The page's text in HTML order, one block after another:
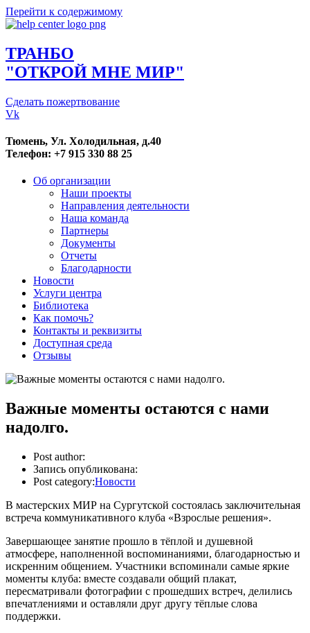
Перейти к содержимому
ТРАНБО
"ОТКРОЙ МНЕ МИР"
Сделать пожертвование
Vk
Тюмень, Ул. Холодильная, д.40
Телефон: +7 915 330 88 25
Об организации
Наши проекты
Направления деятельности
Наша команда
Партнеры
Документы
Отчеты
Благодарности
Новости
Услуги центра
Библиотека
Как помочь?
Контакты и реквизиты
Доступная среда
Отзывы
Важные моменты остаются с нами
надолго.
Post author:
Запись опубликована:
Post category:Новости
В мастерских МИР на Сургутской состоялась заключительная
встреча коммуникативного клуба «Взрослые решения».
Завершающее занятие прошло в тёплой и душевной
атмосфере, наполненной воспоминаниями, благодарностью и
искренним общением. Участники вспоминали самые яркие
моменты клуба: вместе создавали общий плакат,
пересматривали фотографии с прошедших встреч, делились
впечатлениями и оставляли друг другу тёплые слова
поддержки.